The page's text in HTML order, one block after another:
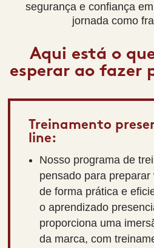
segurança e confiança
jornada como
Aqui está o
esperar ao fazer
Treinamento
line:
Nosso programa de
pensado para
de forma prática e
o aprendizado
proporciona uma
da marca, com